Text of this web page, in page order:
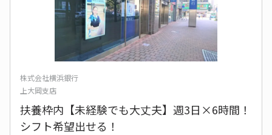
株式会社横浜銀行
上大岡支店
扶養枠内【未経験でも大丈夫】週3日×6時間！
シフト希望出せる！